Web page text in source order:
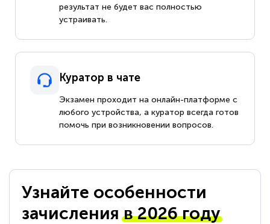
результат не будет вас полностью
устраивать.
Куратор в чате
Экзамен проходит на онлайн-платформе с
любого устройства, а куратор всегда готов
помочь при возникновении вопросов.
Узнайте особенности
зачисленияв 2026 году